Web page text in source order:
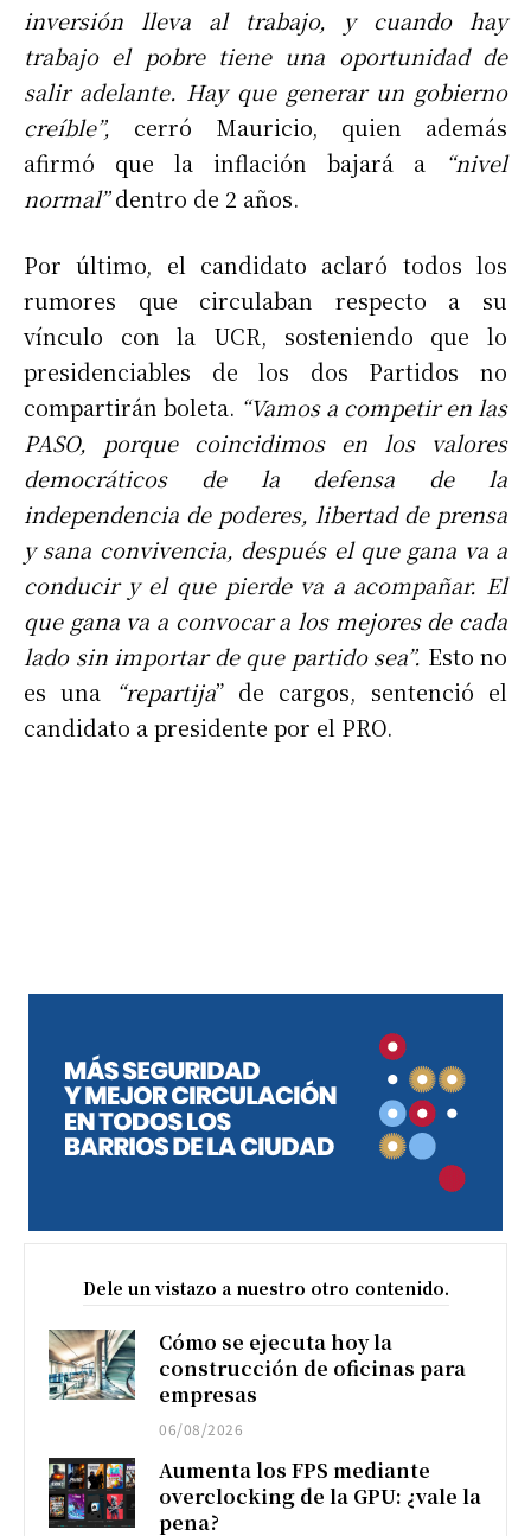
inversión lleva al trabajo, y cuando hay
trabajo el pobre tiene una oportunidad de
salir adelante. Hay que generar un gobierno
creíble”, cerró Mauricio, quien además
afirmó que la inflación bajará a
“nivel
normal”dentro de 2 años.
Por último, el candidato aclaró todos los
rumores que circulaban respecto a su
vínculo con la UCR, sosteniendo que lo
presidenciables de los dos Partidos no
compartirán boleta. “Vamos a competir en las
PASO, porque coincidimos en los valores
democráticos de la defensa de la
independencia de poderes, libertad de prensa
y sana convivencia, después el que gana va a
conducir y el que pierde va a acompañar. El
que gana va a convocar a los mejores de cada
lado sin importar de que partido sea”. Esto no
es una
“repartija” de cargos, sentenció el
candidato a presidente por el PRO.
Dele un vistazo a nuestro otro contenido.
Cómo se ejecuta hoy la
construcción de oficinas para
empresas
06/08/2026
Aumenta los FPS mediante
overclocking de la GPU: ¿vale la
pena?